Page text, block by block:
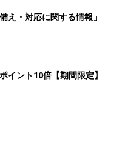
え・対応に関する情報」
イント10倍【期間限定】